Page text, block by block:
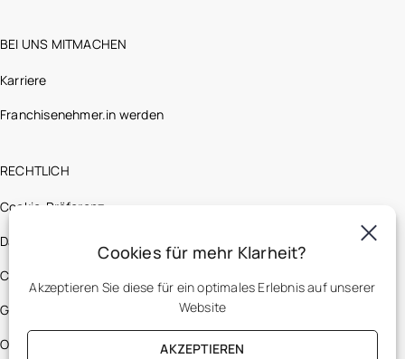
BEI UNS MITMACHEN
Karriere
Franchisenehmer.in werden
RECHTLICH
Cookie-Präferenz
Datenschutzerklärung
Cookie-Richtlinien
Gesetzliche Bestimmungen
Optic 2000 France
Cookies für mehr Klarheit?
Akzeptieren Sie diese für ein optimales Erlebnis auf unserer
Website
AKZEPTIEREN